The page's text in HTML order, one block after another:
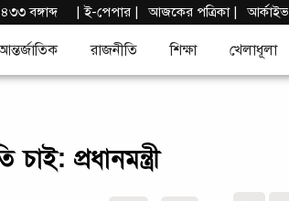
বঙ্গাব্দ |ই-পেপার | আজকের পত্রিকা | আর্কাইভ
রাজনীতি শিক্ষা খেলাধূলা
প্রধানমন্ত্রী